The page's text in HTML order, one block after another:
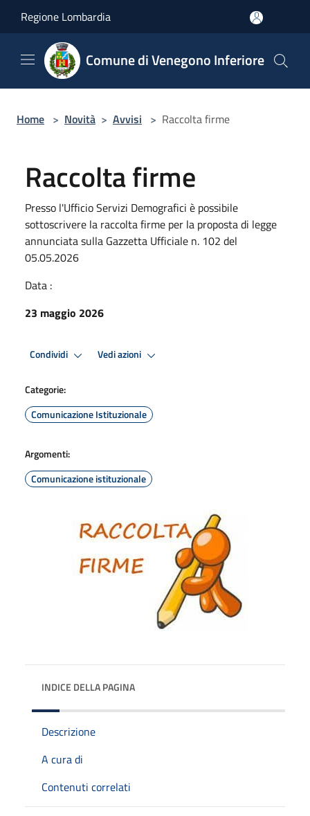
Regione Lombardia
Comune di Venegono Inferiore
Home > Novità > Avvisi > Raccolta firme
Raccolta firme
Presso l'Ufficio Servizi Demografici è possibile
sottoscrivere la raccolta firme per la proposta di legge
annunciata sulla Gazzetta Ufficiale n. 102 del
05.05.2026
Data :
23 maggio 2026
Condividi Vedi azioni
Categorie:
Comunicazione Istituzionale
Argomenti:
Comunicazione istituzionale
INDICE DELLA PAGINA
Descrizione
A cura di
Contenuti correlati